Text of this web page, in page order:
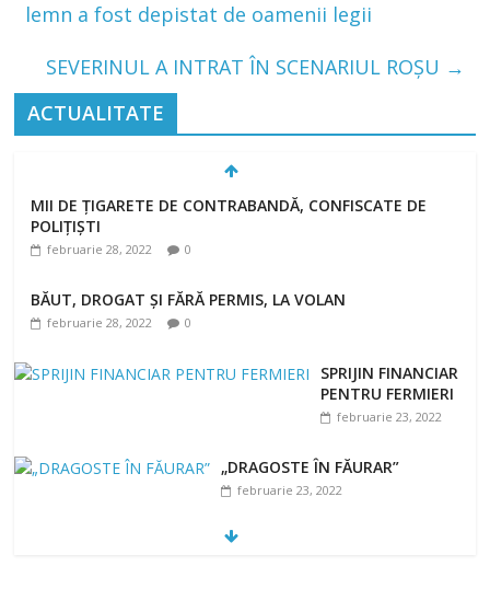
lemn a fost depistat de oamenii legii
SEVERINUL A INTRAT ÎN SCENARIUL ROŞU →
ACTUALITATE
MII DE ȚIGARETE DE CONTRABANDĂ, CONFISCATE DE
POLIȚIȘTI
februarie 28, 2022 0
BĂUT, DROGAT ȘI FĂRĂ PERMIS, LA VOLAN
februarie 28, 2022 0
SPRIJIN FINANCIAR
PENTRU FERMIERI
februarie 23, 2022
„DRAGOSTE ÎN FĂURAR”
februarie 23, 2022
NOUL COD RUTIER A INTRAT ÎN VIGOARE!